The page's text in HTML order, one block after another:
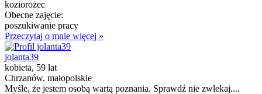
koziorożec
Obecne zajęcie:
poszukiwanie pracy
Przeczytaj o mnie więcej »
jolanta39
kobieta, 59 lat
Chrzanów, małopolskie
Myśle, że jestem osobą wartą poznania. Sprawdź nie zwlekaj....